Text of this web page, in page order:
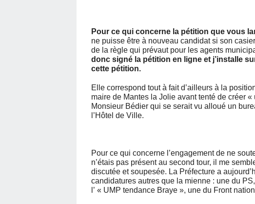
Pour ce qui concerne la pétition que vous
ne puisse être à nouveau candidat si son
de la règle qui prévaut pour les agents
donc signé la pétition en ligne et j’installe
cette pétition.
Elle correspond tout à fait d’ailleurs à la
maire de Mantes la Jolie avant tenté de créer
Monsieur Bédier qui se serait vu alloué un
l’Hôtel de Ville.
Pour ce qui concerne l’engagement de ne
n’étais pas présent au second tour, il me
discutée et soupesée. La Préfecture a
candidatures autres que la mienne : une du
l’ « UMP tendance Braye », une du Front